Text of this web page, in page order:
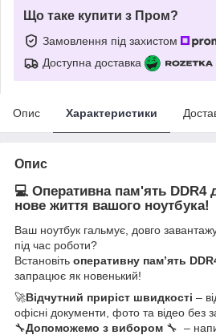
Що таке купити з Пром?
Замовлення під захистом
Доступна доставка
Опис Характеристики
Опис
💻 Оперативна пам'ять DDR4
нове життя вашого ноутбука!
Ваш ноутбук гальмує, довго
під час роботи?
Встановіть оперативну пам’ять
запрацює як новенький!
🚀Відчутний приріст швидкості –
офісні документи, фото та відео без
🔧Допоможемо з вибором 🔧 –